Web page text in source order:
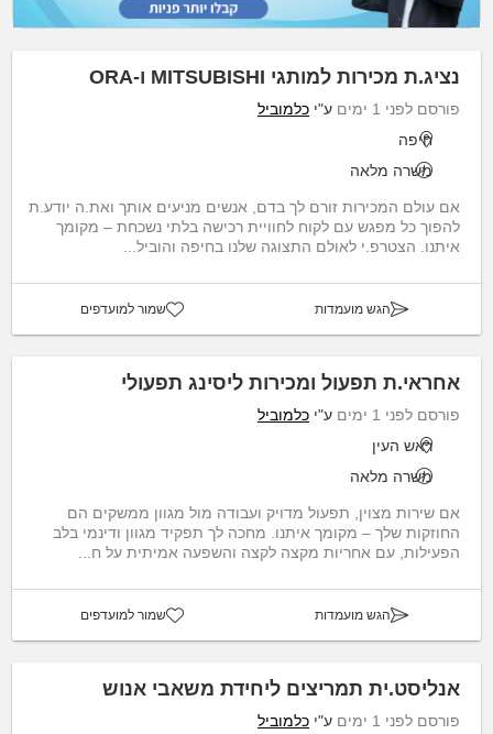
נציג.ת מכירות למותגי MITSUBISHI ו-ORA
פורסם לפני 1 ימים ע"י כלמוביל
חיפה
משרה מלאה
אם עולם המכירות זורם לך בדם, אנשים מניעים אותך ואת.ה יודע.ת
להפוך כל מפגש עם לקוח לחוויית רכישה בלתי נשכחת – מקומך
איתנו. הצטרפ.י לאולם התצוגה שלנו בחיפה והוביל...
הגש מועמדות שמור למועדפים
אחראי.ת תפעול ומכירות ליסינג תפעולי
פורסם לפני 1 ימים ע"י כלמוביל
ראש העין
משרה מלאה
אם שירות מצוין, תפעול מדויק ועבודה מול מגוון ממשקים הם
החוזקות שלך – מקומך איתנו. מחכה לך תפקיד מגוון ודינמי בלב
הפעילות, עם אחריות מקצה לקצה והשפעה אמיתית על ח...
הגש מועמדות שמור למועדפים
אנליסט.ית תמריצים ליחידת משאבי אנוש
פורסם לפני 1 ימים ע"י כלמוביל